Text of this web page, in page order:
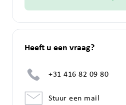
Heeft u een vraag?
+31 416 82 09 80
Stuur een mail